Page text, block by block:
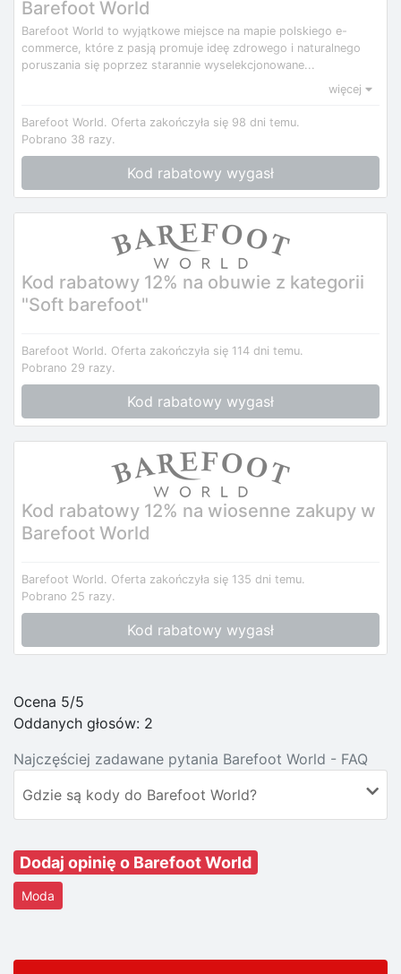
Barefoot World
Barefoot World to wyjątkowe miejsce na mapie polskiego e-
commerce, które z pasją promuje ideę zdrowego i naturalnego
poruszania się poprzez starannie wyselekcjonowane...
więcej
Barefoot World. Oferta zakończyła się 98 dni temu.
Pobrano 38 razy.
Kod rabatowy wygasł
Kod rabatowy 12% na obuwie z kategorii
"Soft barefoot"
Barefoot World. Oferta zakończyła się 114 dni temu.
Pobrano 29 razy.
Kod rabatowy wygasł
Kod rabatowy 12% na wiosenne zakupy w
Barefoot World
Barefoot World. Oferta zakończyła się 135 dni temu.
Pobrano 25 razy.
Kod rabatowy wygasł
Ocena 5/5
Oddanych głosów: 2
Najczęściej zadawane pytania Barefoot World - FAQ
Gdzie są kody do Barefoot World?
Dodaj opinię o Barefoot World
Moda